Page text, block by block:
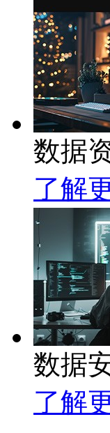
数据
了解
数据
了解